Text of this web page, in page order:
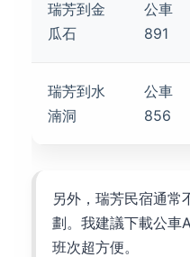
瑞芳到金
瓜石
公車
891
瑞芳到水
湳洞
公車
856
另外，瑞芳民宿通常
劃。我建議下載公車
班次超方便。